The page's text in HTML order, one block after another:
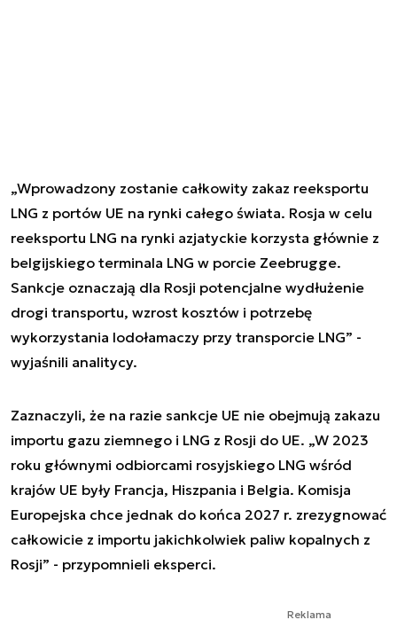
„Wprowadzony zostanie całkowity zakaz reeksportu
LNG z portów UE na rynki całego świata. Rosja w celu
reeksportu LNG na rynki azjatyckie korzysta głównie z
belgijskiego terminala LNG w porcie Zeebrugge.
Sankcje oznaczają dla Rosji potencjalne wydłużenie
drogi transportu, wzrost kosztów i potrzebę
wykorzystania lodołamaczy przy transporcie LNG” -
wyjaśnili analitycy.
Zaznaczyli, że na razie sankcje UE nie obejmują zakazu
importu gazu ziemnego i LNG z Rosji do UE. „W 2023
roku głównymi odbiorcami rosyjskiego LNG wśród
krajów UE były Francja, Hiszpania i Belgia. Komisja
Europejska chce jednak do końca 2027 r. zrezygnować
całkowicie z importu jakichkolwiek paliw kopalnych z
Rosji” - przypomnieli eksperci.
Reklama